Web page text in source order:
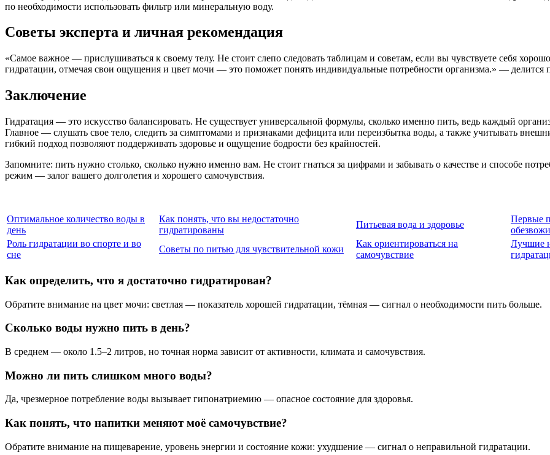
по необходимости использовать фильтр или минеральную воду.
Советы эксперта и личная рекомендация
«Самое важное — прислушиваться к своему телу. Не стоит слепо следовать таблицам и советам, если вы чувствуете себя
гидратации, отмечая свои ощущения и цвет мочи — это поможет понять индивидуальные потребности организма.» — делится
Заключение
Гидратация — это искусство балансировать. Не существует универсальной формулы, сколько именно пить, ведь каждый
Главное — слушать свое тело, следить за симптомами и признаками дефицита или переизбытка воды, а также учитывать
гибкий подход позволяют поддерживать здоровье и ощущение бодрости без крайностей.
Запомните: пить нужно столько, сколько нужно именно вам. Не стоит гнаться за цифрами и забывать о качестве и способе
режим — залог вашего долголетия и хорошего самочувствия.
Оптимальное количество воды в
день
Как понять, что вы недостаточно
гидратированы
Питьевая вода и здоровье
Первые
Роль гидратации во спорте и во
сне
Советы по питью для чувствительной кожи
Как ориентироваться на
самочувствие
Лучшие
Как определить, что я достаточно гидратирован?
Обратите внимание на цвет мочи: светлая — показатель хорошей гидратации, тёмная — сигнал о необходимости пить больше.
Сколько воды нужно пить в день?
В среднем — около 1.5–2 литров, но точная норма зависит от активности, климата и самочувствия.
Можно ли пить слишком много воды?
Да, чрезмерное потребление воды вызывает гипонатриемию — опасное состояние для здоровья.
Как понять, что напитки меняют моё самочувствие?
Обратите внимание на пищеварение, уровень энергии и состояние кожи: ухудшение — сигнал о неправильной гидратации.